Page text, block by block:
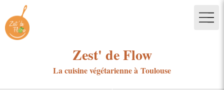
Zest' de Flow
La cuisine végétarienne à Toulouse